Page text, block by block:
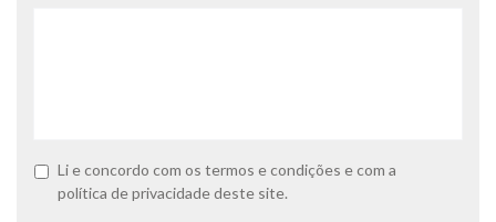
P
Li e concordo com os termos e condições e com a
política de privacidadedeste site.